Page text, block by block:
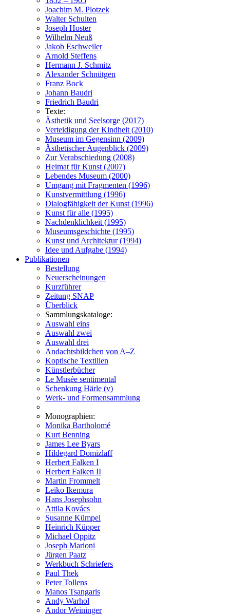
Joachim M. Plotzek
Walter Schulten
Joseph Hoster
Wilhelm Neuß
Jakob Eschweiler
Arnold Steffens
Hermann J. Schmitz
Alexander Schnütgen
Franz Bock
Johann Baudri
Friedrich Baudri
Texte:
Ästhetik und Seelsorge (2017)
Verteidigung der Kindheit (2010)
Museum im Gegensinn (2009)
Ästhetischer Augenblick (2009)
Zur Verabschiedung (2008)
Heimat für Kunst (2007)
Lebendes Museum (2000)
Umgang mit Fragmenten (1996)
Kunstvermittlung (1996)
Dialogfähigkeit der Kunst (1996)
Kunst für alle (1995)
Nachdenklichkeit (1995)
Museumsgeschichte (1995)
Kunst und Architektur (1994)
Idee und Aufgabe (1994)
Publikationen
Bestellung
Neuerscheinungen
Kurzführer
Zeitung SNAP
Überblick
Sammlungskataloge:
Auswahl eins
Auswahl zwei
Auswahl drei
Andachtsbildchen von A–Z
Koptische Textilien
Künstlerbücher
Le Musée sentimental
Schenkung Härle (v)
Werk- und Formensammlung
Monographien:
Monika Bartholomé
Kurt Benning
James Lee Byars
Hildegard Domizlaff
Herbert Falken I
Herbert Falken II
Martin Frommelt
Leiko Ikemura
Hans Josephsohn
Attila Kovács
Susanne Kümpel
Heinrich Küpper
Michael Oppitz
Joseph Marioni
Jürgen Paatz
Werkbuch Schriefers
Paul Thek
Peter Tollens
Manos Tsangaris
Andy Warhol
Andor Weininger